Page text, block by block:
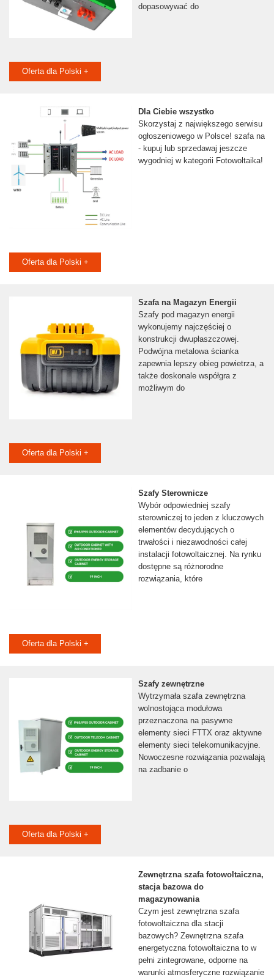
dopasowywać do
Oferta dla Polski +
Dla Ciebie wszystko
Skorzystaj z największego serwisu
ogłoszeniowego w Polsce! szafa na
- kupuj lub sprzedawaj jeszcze
wygodniej w kategorii Fotowoltaika!
Oferta dla Polski +
Szafa na Magazyn Energii
Szafy pod magazyn energii
wykonujemy najczęściej o
konstrukcji dwupłaszczowej.
Podwójna metalowa ścianka
zapewnia lepszy obieg powietrza, a
także doskonale współgra z
możliwym do
Oferta dla Polski +
Szafy Sterownicze
Wybór odpowiedniej szafy
sterowniczej to jeden z kluczowych
elementów decydujących o
trwałości i niezawodności całej
instalacji fotowoltaicznej. Na rynku
dostępne są różnorodne
rozwiązania, które
Oferta dla Polski +
Szafy zewnętrzne
Wytrzymała szafa zewnętrzna
wolnostojąca modułowa
przeznaczona na pasywne
elementy sieci FTTX oraz aktywne
elementy sieci telekomunikacyjne.
Nowoczesne rozwiązania pozwalają
na zadbanie o
Oferta dla Polski +
Zewnętrzna szafa fotowoltaiczna,
stacja bazowa do
magazynowania
Czym jest zewnętrzna szafa
fotowoltaiczna dla stacji
bazowych? Zewnętrzna szafa
energetyczna fotowoltaiczna to w
pełni zintegrowane, odporne na
warunki atmosferyczne rozwiązanie